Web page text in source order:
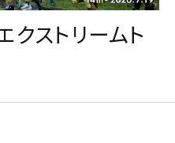
クストリームト